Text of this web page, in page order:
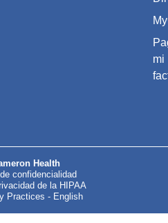
mi
Health
confidencialidad
de la HIPAA
Practices - English